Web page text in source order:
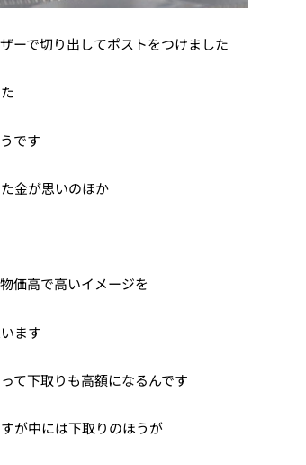
ーで切り出してポストをつけました
です
金が思いのほか
価高で高いイメージを
ます
て下取りも高額になるんです
が中には下取りのほうが